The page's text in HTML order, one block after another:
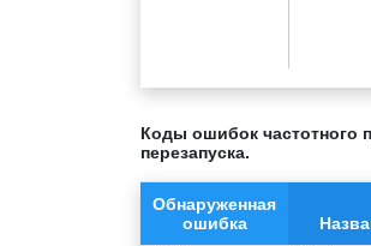
Коды ошибок частотного
перезапуска.
Обнаруженная
ошибка